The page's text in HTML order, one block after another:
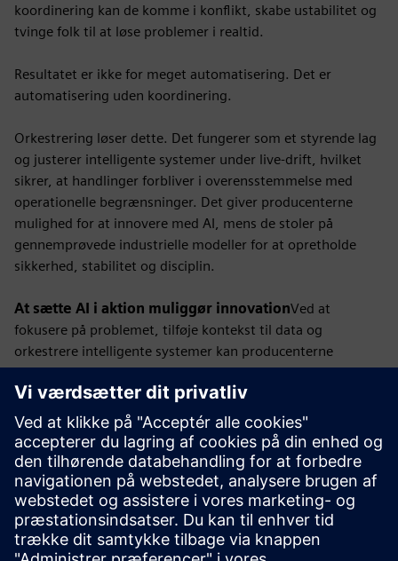
koordinering kan de komme i konflikt, skabe ustabilitet og
tvinge folk til at løse problemer i realtid.
Resultatet er ikke for meget automatisering. Det er
automatisering uden koordinering.
Orkestrering løser dette. Det fungerer som et styrende lag
og justerer intelligente systemer under live-drift, hvilket
sikrer, at handlinger forbliver i overensstemmelse med
operationelle begrænsninger. Det giver producenterne
mulighed for at innovere med AI, mens de stoler på
gennemprøvede industrielle modeller for at opretholde
sikkerhed, stabilitet og disciplin.
At sætte AI i aktion muliggør innovationVed at
fokusere på problemet, tilføje kontekst til data og
orkestrere intelligente systemer kan producenterne
bevæge sig ud over AI-hype og omdanne det til reel
driftsmæssig effekt. De virksomheder, der får dette rigtigt,
vil ikke kun optimere ydeevnen, men også bygge et
fundament for den næste bølge af industriel innovation.
BesøgSiemensfor at se, hvordan vi hjælper producenter
med at bringe AI i drift.
Offentliggjort: 20. marts 2026